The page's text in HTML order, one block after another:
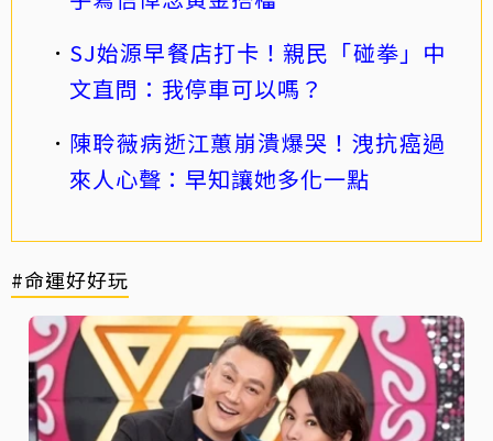
SJ始源早餐店打卡！親民「碰拳」中
文直問：我停車可以嗎？
陳聆薇病逝江蕙崩潰爆哭！洩抗癌過
來人心聲：早知讓她多化一點
#命運好好玩